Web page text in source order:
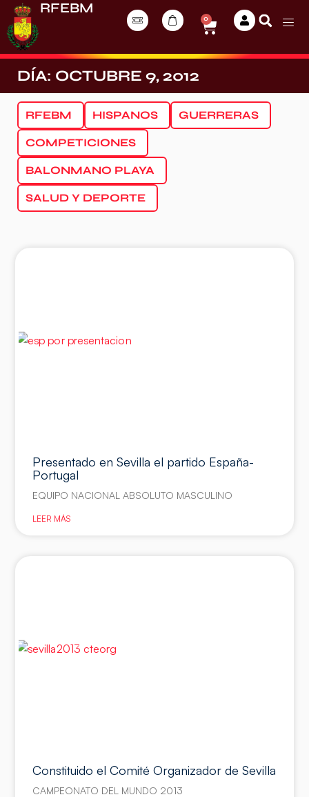
RFEBM
0
DÍA: OCTUBRE 9, 2012
RFEBM HISPANOS GUERRERAS
COMPETICIONES
BALONMANO PLAYA
SALUD Y DEPORTE
Presentado en Sevilla el partido España-
Portugal
EQUIPO NACIONAL ABSOLUTO MASCULINO
LEER MÁS
Constituido el Comité Organizador de Sevilla
CAMPEONATO DEL MUNDO 2013